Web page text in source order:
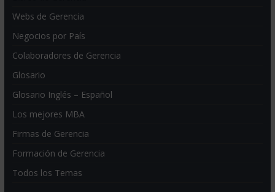
Webs de Gerencia
Negocios por País
Colaboradores de Gerencia
Glosario
Glosario Inglés – Español
Los mejores MBA
Firmas de Gerencia
Formación de Gerencia
Todos los Temas